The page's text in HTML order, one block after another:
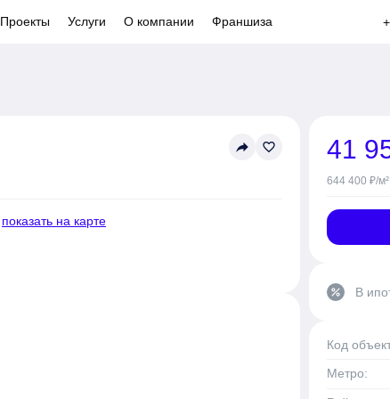
Проекты Услуги О компании Франшиза
reply favorite_border
показать на карте
41
644 400 ₽/м²
percent В
Код
Метро: